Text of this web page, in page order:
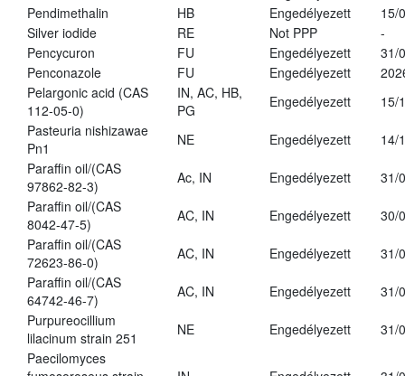
Pendimethalin
HB Engedélyezett
15/
Silver iodide
RE Not PPP
-
Pencycuron
FU Engedélyezett
31/
Penconazole
FU Engedélyezett
Pelargonic acid (CAS
112-05-0)
IN, AC, HB,
PG
Engedélyezett
15/
Pasteuria nishizawae
Pn1
NE Engedélyezett
14/
Paraffin oil/(CAS
97862-82-3)
Ac, IN Engedélyezett
31/
Paraffin oil/(CAS
8042-47-5)
AC, IN Engedélyezett
30/
Paraffin oil/(CAS
72623-86-0)
AC, IN Engedélyezett
31/
Paraffin oil/(CAS
64742-46-7)
AC, IN Engedélyezett
31/
Purpureocillium
lilacinum strain 251
NE Engedélyezett
31/
Paecilomyces